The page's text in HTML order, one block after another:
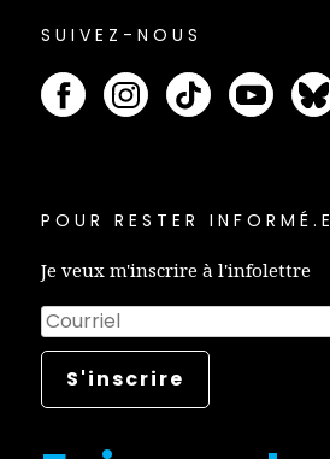
SUIVEZ-NOUS
POUR RESTER INFORMÉ.E
Je veux m'inscrire à l'infolettre